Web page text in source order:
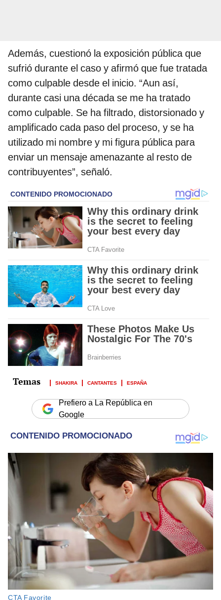
Además, cuestionó la exposición pública que
sufrió durante el caso y afirmó que fue tratada
como culpable desde el inicio. “Aun así,
durante casi una década se me ha tratado
como culpable. Se ha filtrado, distorsionado y
amplificado cada paso del proceso, y se ha
utilizado mi nombre y mi figura pública para
enviar un mensaje amenazante al resto de
contribuyentes”, señaló.
SHAKIRA CANTANTES ESPAÑA
Prefiero a La República en
Google